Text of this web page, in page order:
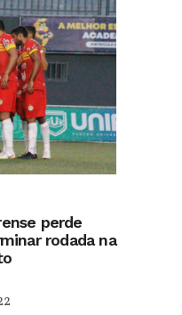
perde
rodada na